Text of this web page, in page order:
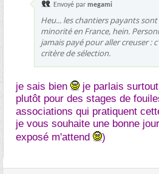
Envoyé par megami
Heu... les chantiers payants
minorité en France, hein.
jamais payé pour aller creuser :
critère de sélection.
je sais bien
je parlais
plutôt pour des stages de
associations qui pratiquent
je vous souhaite une bonne
exposé m'attend
)